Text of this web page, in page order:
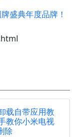
盛典年度品牌！
载自带应用教
教你小米电视
除